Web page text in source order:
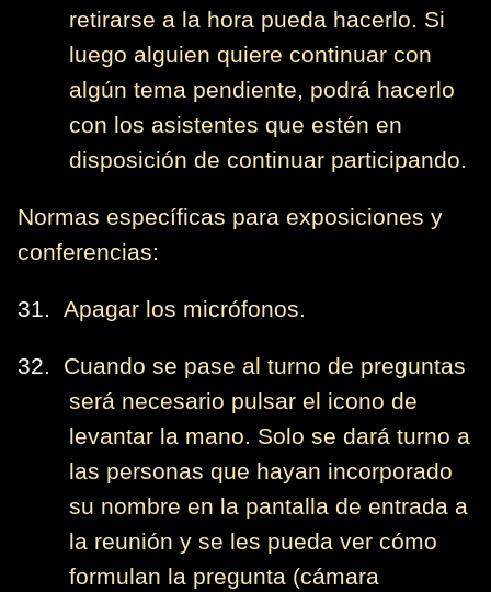
retirarse a la hora pueda hacerlo. Si
luego alguien quiere continuar con
algún tema pendiente, podrá hacerlo
con los asistentes que estén en
disposición de continuar participando.
Normas específicas para exposiciones y
conferencias:
31. Apagar los micrófonos.
32.
Cuando se pase al turno de preguntas
será necesario pulsar el icono de
levantar la mano. Solo se dará turno a
las personas que hayan incorporado
su nombre en la pantalla de entrada a
la reunión y se les pueda ver cómo
formulan la pregunta (cámara